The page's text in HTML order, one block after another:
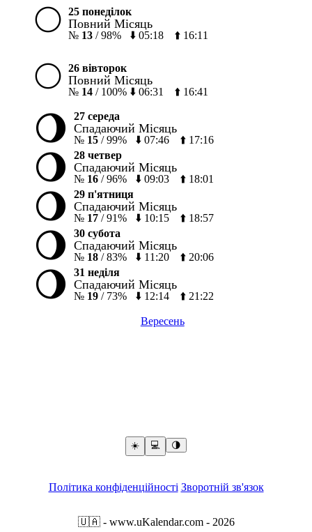
🌕 25 понеділок
Повний Місяць
№ 13 /98% ⬇️ 05:18 ⬆️ 16:11
🌕 26 вівторок
Повний Місяць
№ 14 / 100% ⬇️ 06:31 ⬆️ 16:41
🌖 27 середа
Спадаючий Місяць
№ 15 /99% ⬇️ 07:46 ⬆️ 17:16
🌖 28 четвер
Спадаючий Місяць
№ 16 /96% ⬇️ 09:03 ⬆️ 18:01
🌖 29 п'ятниця
Спадаючий Місяць
№ 17 /91% ⬇️ 10:15 ⬆️ 18:57
🌖 30 субота
Спадаючий Місяць
№ 18 /83% ⬇️ 11:20 ⬆️ 20:06
🌖 31 неділя
Спадаючий Місяць
№ 19 / 73% ⬇️ 12:14 ⬆️ 21:22
Вересень
☀️ 💻️ 🌗
Політика конфіденційності Зворотній зв'язок
🇺🇦 - www.uKalendar.com - 2026